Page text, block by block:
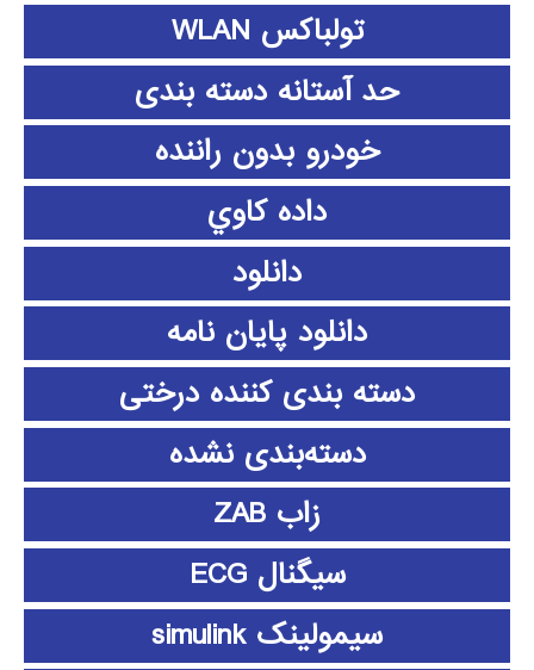
تولباکس WLAN
حد آستانه دسته بندی
خودرو بدون راننده
داده كاوي
دانلود
دانلود پايان نامه
دسته بندی کننده درختی
دسته‌بندی نشده
زاب ZAB
سیگنال ECG
سیمولینک simulink